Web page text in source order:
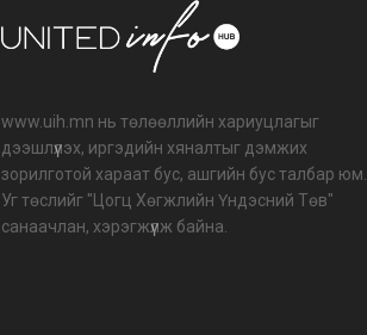
www.uih.mn нь төлөөллийн хариуцлагыг
дээшлүүлэх, иргэдийн хяналтыг дэмжих
зорилготой хараат бус, ашгийн бус талбар юм.
Уг төслийг "Цогц Хөгжлийн Үндэсний Төв"
санаачлан, хэрэгжүүлж байна.